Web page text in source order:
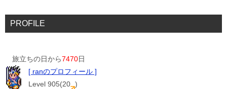
PROFILE
旅立ちの日から7470日
[ ranのプロフィール ]
Level 905(20 )